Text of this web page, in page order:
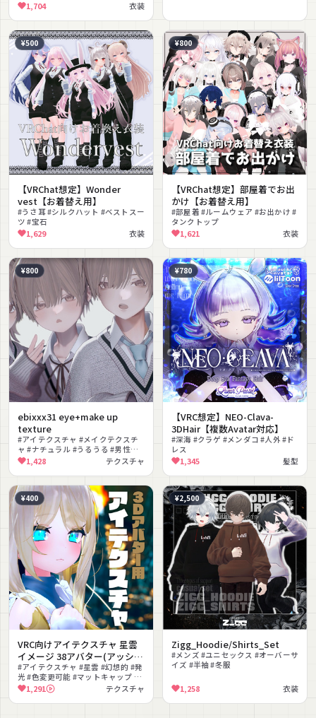
1,704 衣装
¥500
【VRChat想定】Wonder
vest【お着替え用】
#うさ耳 #シルクハット #ベストスー
ツ #宝石
1,629 衣装
¥800
【VRChat想定】部屋着でお出
かけ【お着替え用】
#部屋着 #ルームウェア #お出かけ #
タンクトップ
1,621 衣装
¥800
ebixxx31 eye+make up
texture
#アイテクスチャ #メイクテクスチ
ャ #ナチュラル #うるうる #男性向
け #色変え #PNG #透明感
1,428 テクスチャ
¥780
【VRC想定】NEO-Clava-
3DHair【複数Avatar対応】
#深海 #クラゲ #メンダコ #人外 #ド
レス
1,345 髪型
¥400
VRC向けアイテクスチャ 星雲
イメージ 38アバター(アッシュ
ウルフェリア エミスティア ス
ノウエルフ まりえる ヨール ラ
スク ミルク リアアリス ルシナ
舞夜 幽狐族のお姉様 竜胆 京狐
#アイテクスチャ #星雲 #幻想的 #発
光 #色変更可能 #マットキャップ #
テクスチャ素材 #エミッション
1,291 テクスチャ
¥2,500
Zigg_Hoodie/Shirts_Set
#メンズ #ユニセックス #オーバーサ
イズ #半袖 #冬服
1,258 衣装